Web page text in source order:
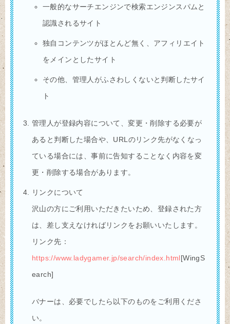
一般的なサーチエンジンで検索エンジンスパムと
認識されるサイト
独自コンテンツがほとんど無く、アフィリエイト
をメインとしたサイト
その他、管理人がふさわしくないと判断したサイ
ト
管理人が登録内容について、変更・削除する必要が
あると判断した場合や、URLのリンク先がなくなっ
ている場合には、事前に告知することなく内容を変
更・削除する場合があります。
リンクについて
沢山の方にご利用いただきたいため、登録された方
は、差し支えなければリンクをお願いいたします。
リンク先：
https://www.ladygamer.jp/search/index.html[WingS
earch]
バナーは、必要でしたら以下のものをご利用くださ
い。